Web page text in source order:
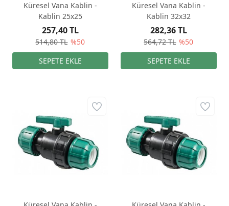
Küresel Vana Kablin -
Kablin 25x25
514,80 TL %50
257,40 TL
Küresel Vana Kablin -
Kablin 32x32
564,72 TL %50
282,36 TL